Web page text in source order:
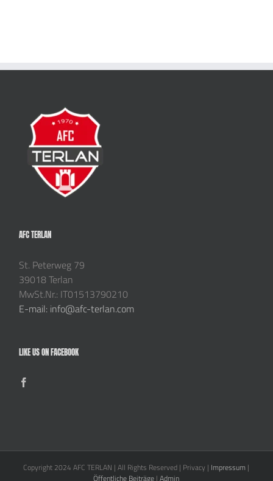
AFC TERLAN
St. Peterweg 79
39018 Terlan
MwSt.Nr.: IT01513790210
E-mail: info@afc-terlan.com
LIKE US ON FACEBOOK
Copyright 2024 AFC TERLAN | All Rights Reserved | Privacy | Impressum |
Öffentliche Beiträge |Admin